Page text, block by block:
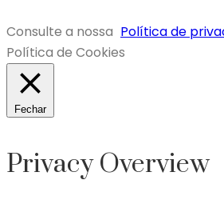
Consulte a nossa Política de
Política de Cookies
Fechar
Privacy Overview